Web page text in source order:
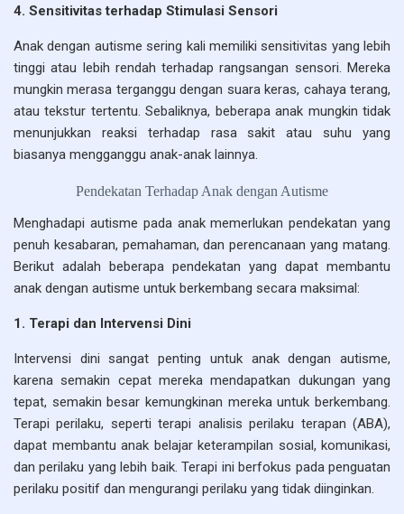
4. Sensitivitas terhadap Stimulasi Sensori
Anak dengan autisme sering kali memiliki sensitivitas yang lebih
tinggi atau lebih rendah terhadap rangsangan sensori. Mereka
mungkin merasa terganggu dengan suara keras, cahaya terang,
atau tekstur tertentu. Sebaliknya, beberapa anak mungkin tidak
menunjukkan reaksi terhadap rasa sakit atau suhu yang
biasanya mengganggu anak-anak lainnya.
Pendekatan Terhadap Anak dengan Autisme
Menghadapi autisme pada anak memerlukan pendekatan yang
penuh kesabaran, pemahaman, dan perencanaan yang matang.
Berikut adalah beberapa pendekatan yang dapat membantu
anak dengan autisme untuk berkembang secara maksimal:
1. Terapi dan Intervensi Dini
Intervensi dini sangat penting untuk anak dengan autisme,
karena semakin cepat mereka mendapatkan dukungan yang
tepat, semakin besar kemungkinan mereka untuk berkembang.
Terapi perilaku, seperti terapi analisis perilaku terapan (ABA),
dapat membantu anak belajar keterampilan sosial, komunikasi,
dan perilaku yang lebih baik. Terapi ini berfokus pada penguatan
perilaku positif dan mengurangi perilaku yang tidak diinginkan.